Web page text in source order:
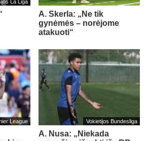
La Liga
A. Skerla: „Ne tik
gynėmės – norėjome
atakuoti“
League Vokietijos Bundesliga
A. Nusa: „Niekada